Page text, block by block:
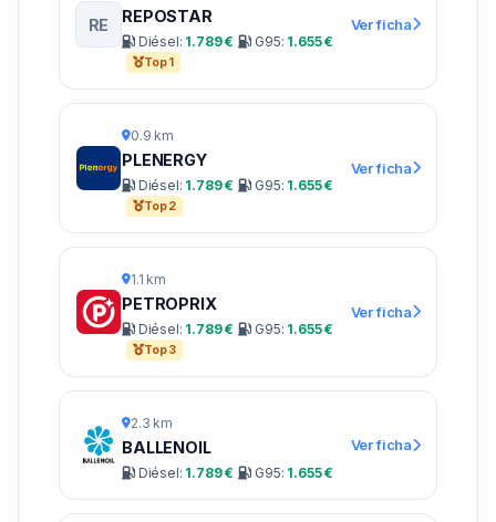
RE REPOSTAR
Diésel: 1.789 € G95: 1.655 €
Top 1
Ver ficha
0.9 km
PLENERGY
Diésel: 1.789 € G95: 1.655 €
Top 2
Ver ficha
1.1 km
PETROPRIX
Diésel: 1.789 € G95: 1.655 €
Top 3
Ver ficha
2.3 km
BALLENOIL
Diésel: 1.789 € G95: 1.655 €
Ver ficha